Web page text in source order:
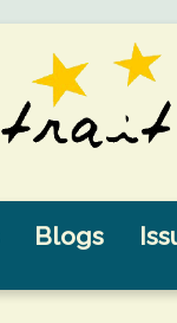
Blogs